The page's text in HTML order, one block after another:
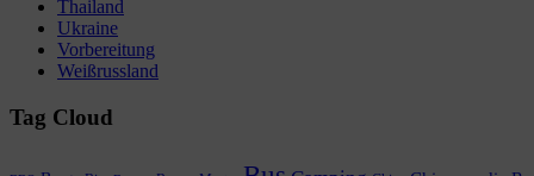
Thailand
Ukraine
Vorbereitung
Weißrussland
Tag Cloud